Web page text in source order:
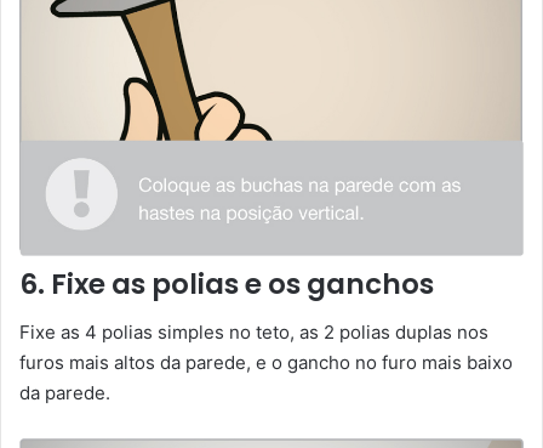
6. Fixe as polias e os ganchos
Fixe as 4 polias simples no teto, as 2 polias duplas nos
furos mais altos da parede, e o gancho no furo mais baixo
da parede.